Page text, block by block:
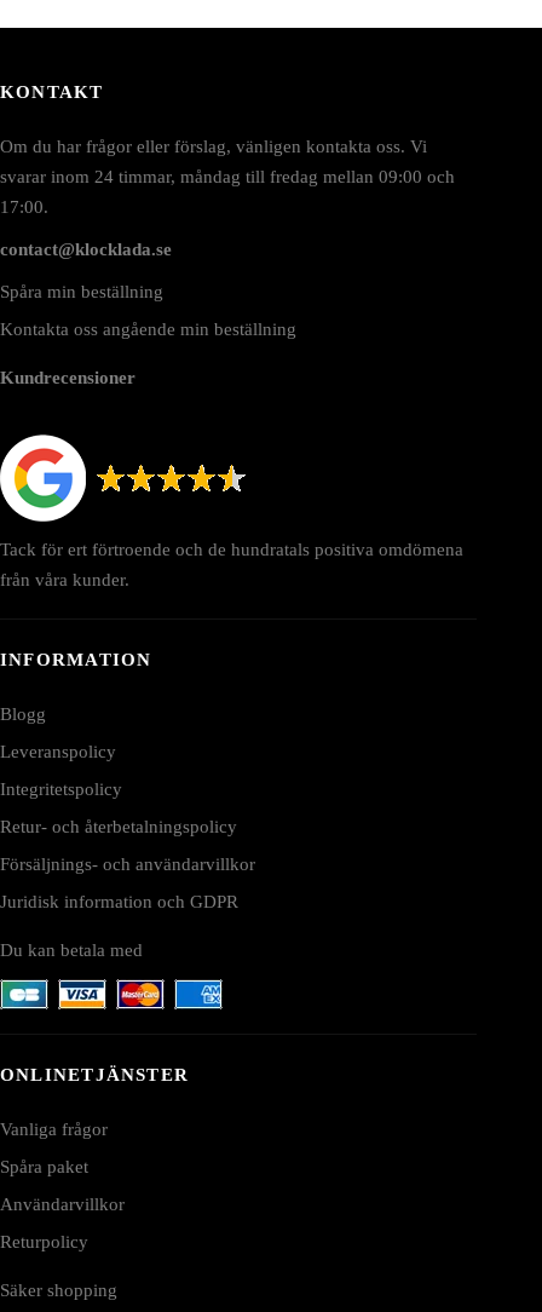
KONTAKT
Om du har frågor eller förslag, vänligen kontakta oss. Vi
svarar inom 24 timmar, måndag till fredag mellan 09:00 och
17:00.
contact@klocklada.se
Spåra min beställning
Kontakta oss angående min beställning
Kundrecensioner
Tack för ert förtroende och de hundratals positiva omdömena
från våra kunder.
INFORMATION
Blogg
Leveranspolicy
Integritetspolicy
Retur- och återbetalningspolicy
Försäljnings- och användarvillkor
Juridisk information och GDPR
Du kan betala med
ONLINETJÄNSTER
Vanliga frågor
Spåra paket
Användarvillkor
Returpolicy
Säker shopping